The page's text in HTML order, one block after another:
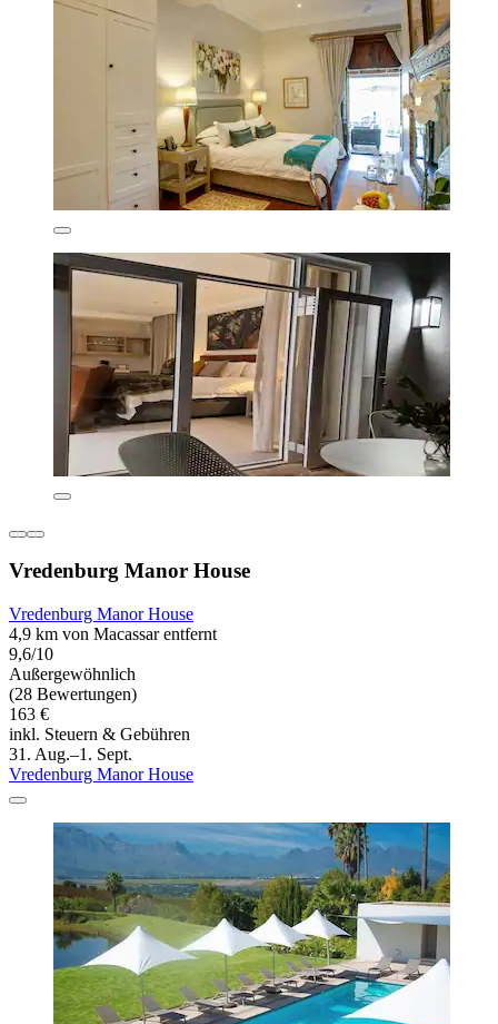
Vredenburg Manor House
Vredenburg Manor House
4,9 km von Macassar entfernt
9,6/10
Außergewöhnlich
(28 Bewertungen)
163 €
inkl. Steuern & Gebühren
31. Aug.–1. Sept.
Vredenburg Manor House